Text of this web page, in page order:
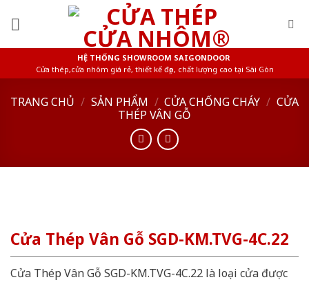
HỆ THỐNG SHOWROOM SAIGONDOOR
Cửa thép,cửa nhôm giá rẻ, thiết kế đẹp, chất lượng cao tại Sài Gòn
TRANG CHỦ / SẢN PHẨM / CỬA CHỐNG CHÁY / CỬA
THÉP VÂN GỖ
Cửa Thép Vân Gỗ SGD-KM.TVG-4C.22
Cửa Thép Vân Gỗ SGD-KM.TVG-4C.22 là loại cửa được